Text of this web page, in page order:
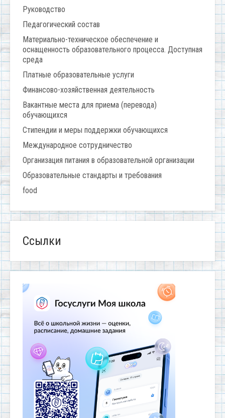
Руководство
Педагогический состав
Материально-техническое обеспечение и
оснащенность образовательного процесса. Доступная
среда
Платные образовательные услуги
Финансово-хозяйственная деятельность
Вакантные места для приема (перевода)
обучающихся
Стипендии и меры поддержки обучающихся
Международное сотрудничество
Организация питания в образовательной организации
Образовательные стандарты и требования
food
Ссылки